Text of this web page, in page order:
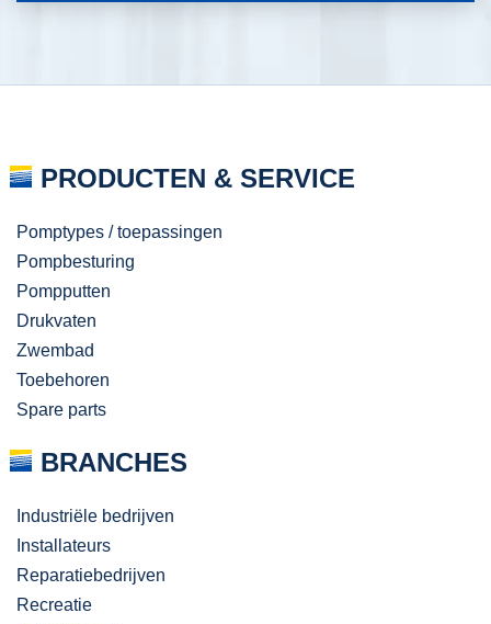
PRODUCTEN & SERVICE
Pomptypes / toepassingen
Pompbesturing
Pompputten
Drukvaten
Zwembad
Toebehoren
Spare parts
BRANCHES
Industriële bedrijven
Installateurs
Reparatiebedrijven
Recreatie